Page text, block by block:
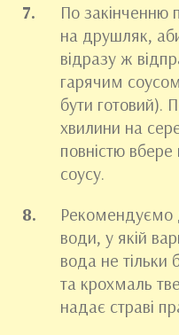
По закінченню
на друшляк,
відразу ж
гарячим
бути готовий).
хвилини на
повністю
соусу.
Рекомендуємо
води, у якій
вода не тільки
та крохмаль
надає страві